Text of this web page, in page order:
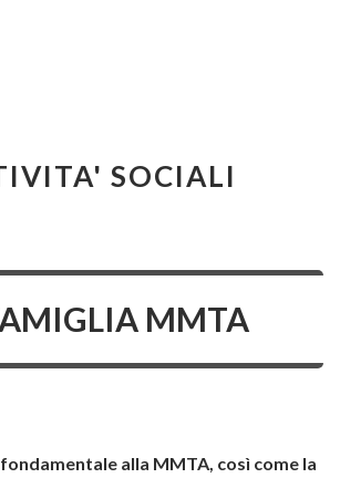
SOCIALI
MMTA
alla MMTA, così come la